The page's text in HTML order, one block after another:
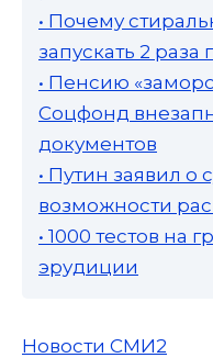
• Почему
запускать 2 раза
• Пенсию
Соцфонд
документов
• Путин заявил о
возможности
• 1000 тестов на
эрудиции
Новости СМИ2